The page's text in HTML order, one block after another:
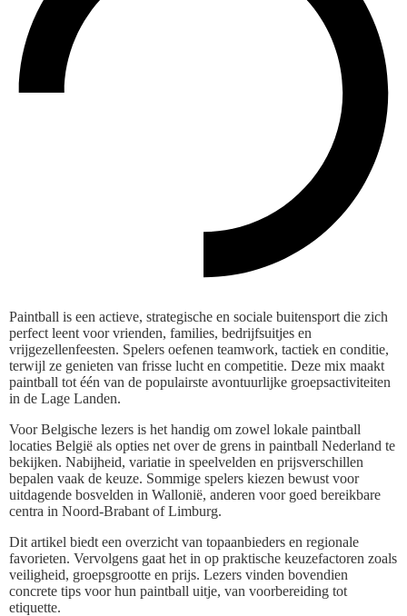
Paintball is een actieve, strategische en sociale buitensport die zich
perfect leent voor vrienden, families, bedrijfsuitjes en
vrijgezellenfeesten. Spelers oefenen teamwork, tactiek en conditie,
terwijl ze genieten van frisse lucht en competitie. Deze mix maakt
paintball tot één van de populairste avontuurlijke groepsactiviteiten
in de Lage Landen.
Voor Belgische lezers is het handig om zowel lokale paintball
locaties België als opties net over de grens in paintball Nederland te
bekijken. Nabijheid, variatie in speelvelden en prijsverschillen
bepalen vaak de keuze. Sommige spelers kiezen bewust voor
uitdagende bosvelden in Wallonië, anderen voor goed bereikbare
centra in Noord-Brabant of Limburg.
Dit artikel biedt een overzicht van topaanbieders en regionale
favorieten. Vervolgens gaat het in op praktische keuzefactoren zoals
veiligheid, groepsgrootte en prijs. Lezers vinden bovendien
concrete tips voor hun paintball uitje, van voorbereiding tot
etiquette.